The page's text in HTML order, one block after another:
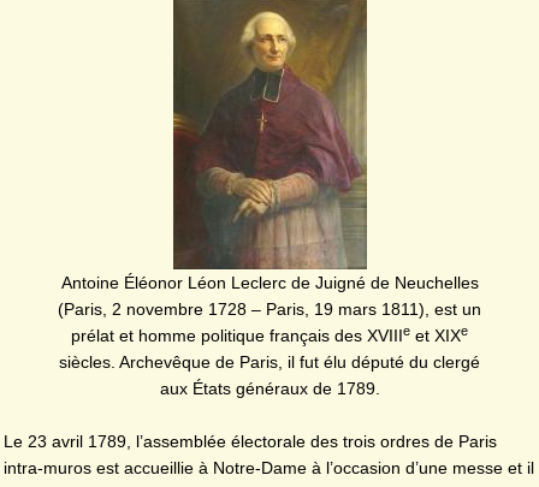
Antoine Éléonor Léon Leclerc de Juigné de Neuchelles
(Paris, 2 novembre 1728 – Paris, 19 mars 1811), est un
prélat et homme politique français des XVIIIe et XIXe
siècles. Archevêque de Paris, il fut élu député du clergé
aux États généraux de 1789.
Le 23 avril 1789, l’assemblée électorale des trois ordres de Paris
intra-muros est accueillie à Notre-Dame à l’occasion d’une messe et il